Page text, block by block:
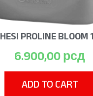
HESI PROLINE BLOOM
6.900,00 рсд
ADD TO CART